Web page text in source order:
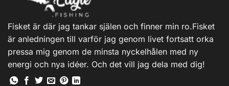
Fisket är där jag tankar själen och finner min ro.Fisket
är anledningen till varför jag genom livet fortsatt orka
pressa mig genom de minsta nyckelhålen med ny
energi och nya idéer. Och det vill jag dela med dig!